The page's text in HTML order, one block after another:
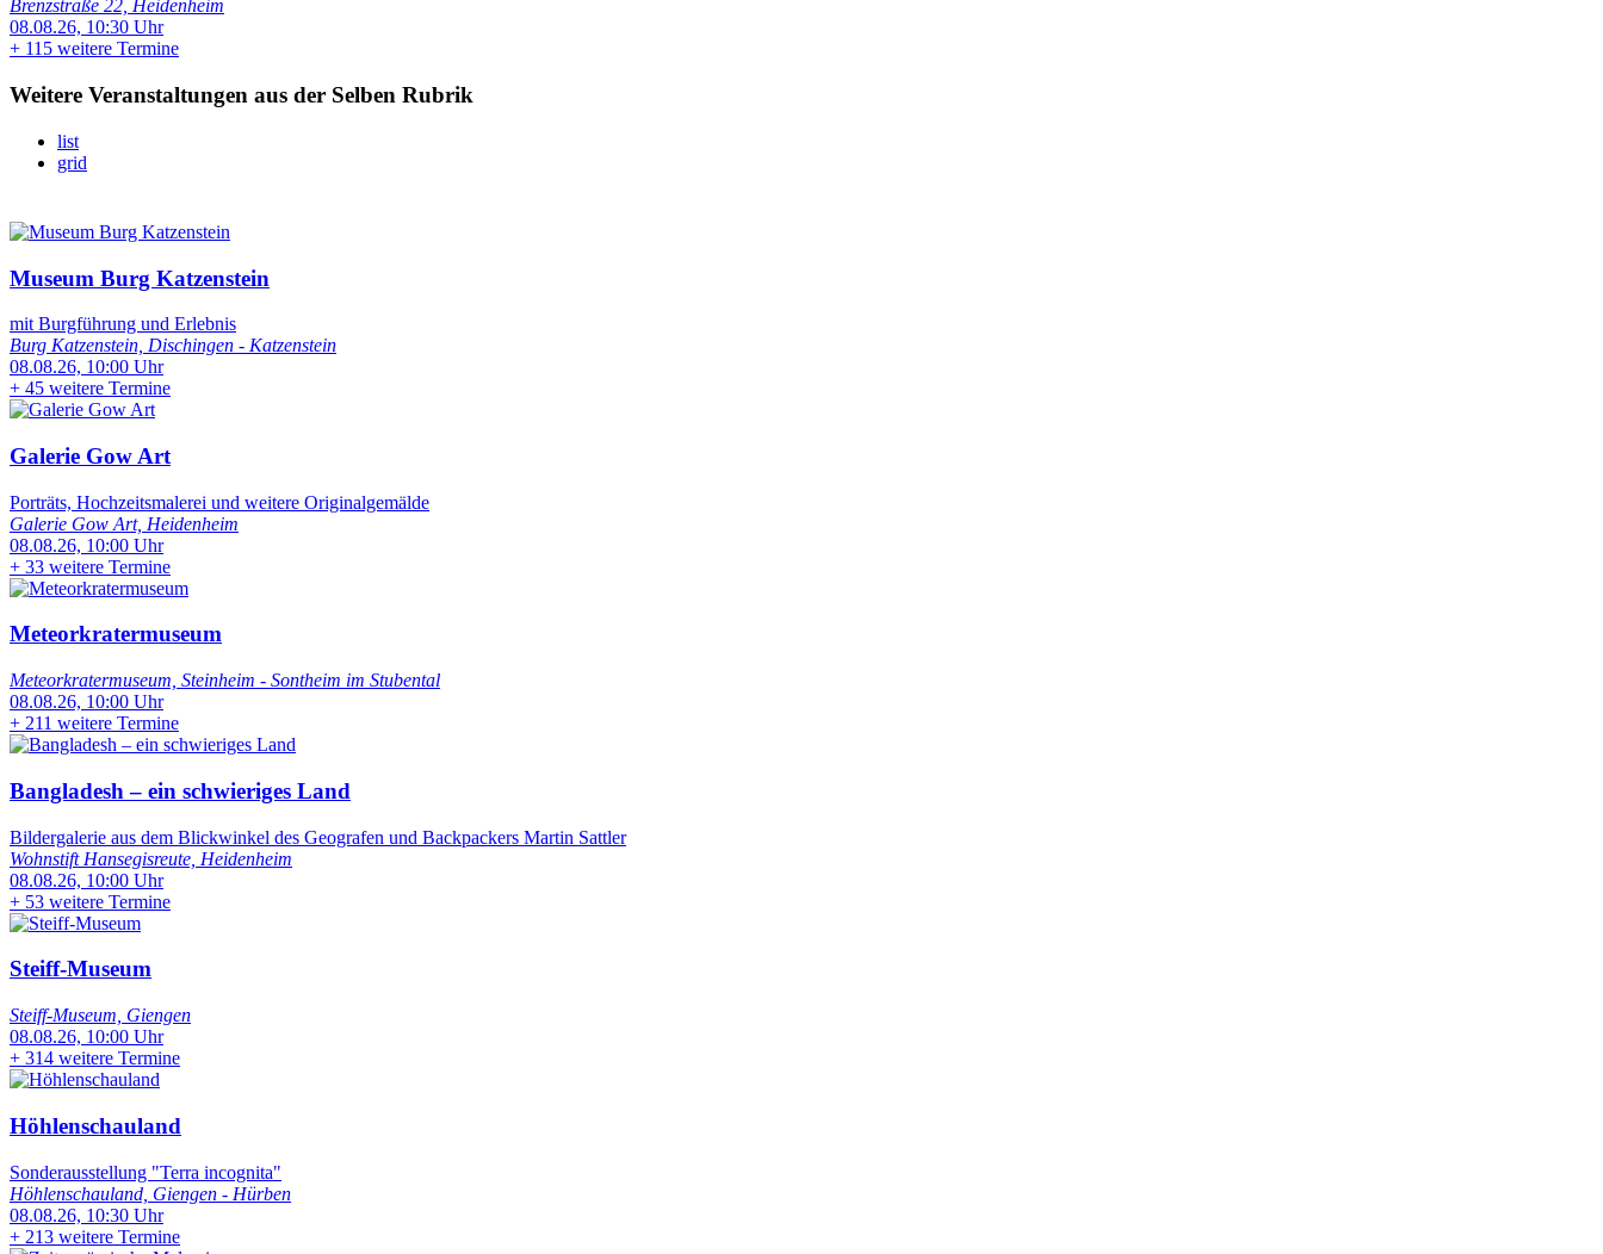
Brenzstraße 22, Heidenheim
08.08.26, 10:30 Uhr
+ 115 weitere Termine
Weitere Veranstaltungen aus der Selben Rubrik
list
grid
Museum Burg Katzenstein
mit Burgführung und Erlebnis
Burg Katzenstein, Dischingen - Katzenstein
08.08.26, 10:00 Uhr
+ 45 weitere Termine
Galerie Gow Art
Porträts, Hochzeitsmalerei und weitere Originalgemälde
Galerie Gow Art, Heidenheim
08.08.26, 10:00 Uhr
+ 33 weitere Termine
Meteorkratermuseum
Meteorkratermuseum, Steinheim - Sontheim im Stubental
08.08.26, 10:00 Uhr
+ 211 weitere Termine
Bangladesh – ein schwieriges Land
Bildergalerie aus dem Blickwinkel des Geografen und Backpackers Martin Sattler
Wohnstift Hansegisreute, Heidenheim
08.08.26, 10:00 Uhr
+ 53 weitere Termine
Steiff-Museum
Steiff-Museum, Giengen
08.08.26, 10:00 Uhr
+ 314 weitere Termine
Höhlenschauland
Sonderausstellung "Terra incognita"
Höhlenschauland, Giengen - Hürben
08.08.26, 10:30 Uhr
+ 213 weitere Termine